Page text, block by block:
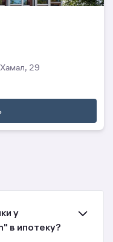
29
у
в ипотеку?